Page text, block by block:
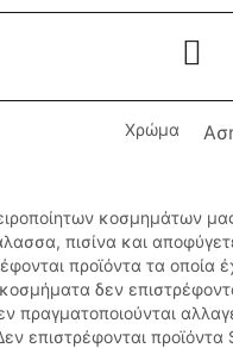
Χρώμα
κοσμημάτων
πισίνα και
προϊόντα τα οποία
δεν
πραγματοποιούνται
επιστρέφονται